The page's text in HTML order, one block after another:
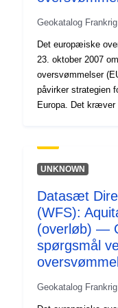
Geokatalog Frankrig
Det europæiske
23. oktober 2007
oversvømmelser
påvirker strategien
Europa. Det kræver
menneskers
økonomiske
national
2011. I den
kortlægningen af
udarbejdelsen af
indsigelse mod
UNKNOWN
Datasæt
(WFS):
(overløb) —
spørgsmål
Geokatalog Frankrig